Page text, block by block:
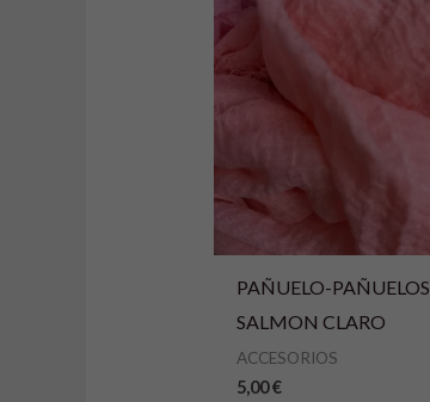
:
PAÑUELO-PAÑUELOS
SALMON CLARO
ACCESORIOS
5,00€